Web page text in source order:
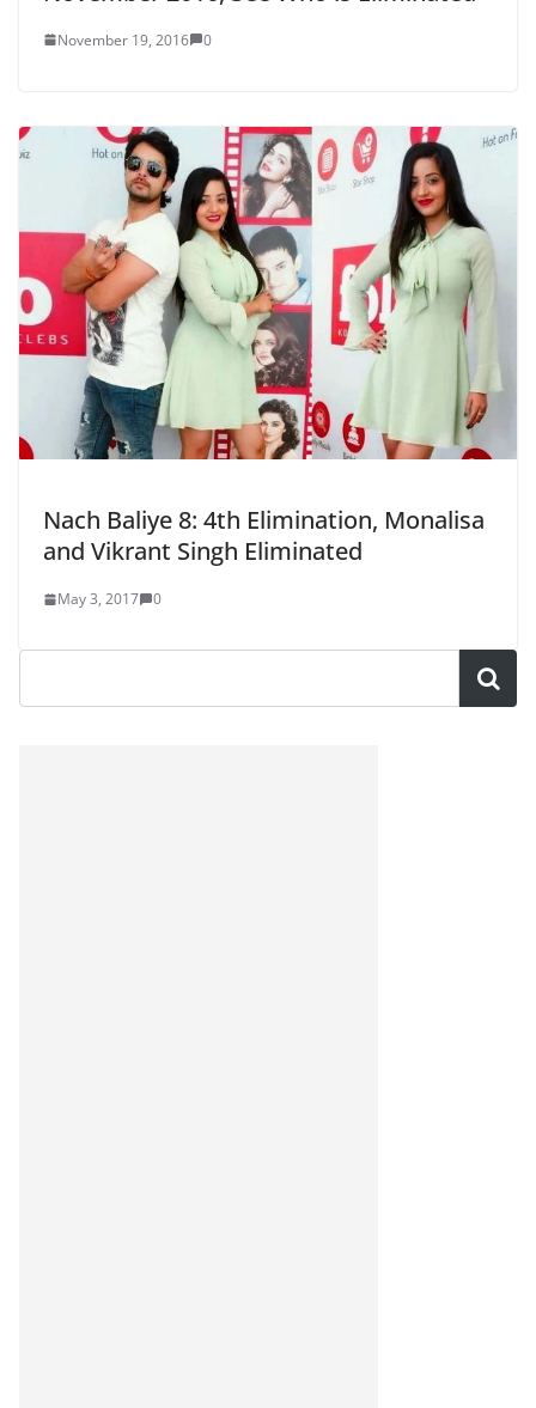
November 19, 2016 0
Nach Baliye 8: 4th Elimination, Monalisa
and Vikrant Singh Eliminated
May 3, 2017 0